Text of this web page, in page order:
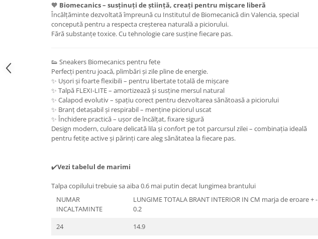
🧡 Biomecanics – susținuți de știință, creați pentru mișcare liberă
Încălțăminte dezvoltată împreună cu Institutul de Biomecanică din Valencia, special
concepută pentru a respecta creșterea naturală a piciorului.
Fără substanțe toxice. Cu tehnologie care susține fiecare pas.
👟 Sneakers Biomecanics pentru fete
Perfecți pentru joacă, plimbări și zile pline de energie.
✨ Ușori și foarte flexibili – pentru libertate totală de mișcare
✨ Talpă FLEXI-LITE – amortizează și susține mersul natural
✨ Calapod evolutiv – spațiu corect pentru dezvoltarea sănătoasă a piciorului
✨ Branț detașabil și respirabil – menține piciorul uscat
✨ Închidere practică – ușor de încălțat, fixare sigură
Design modern, culoare delicată lila și confort pe tot parcursul zilei – combinația ideală
pentru fetițe active și părinți care aleg sănătatea la fiecare pas.
✔️Vezi tabelul de marimi
Talpa copilului trebuie sa aiba 0.6 mai putin decat lungimea brantului
NUMAR
INCALTAMINTE
LUNGIME TOTALA BRANT INTERIOR IN CM marja de eroare + -
0.2
24
14.9